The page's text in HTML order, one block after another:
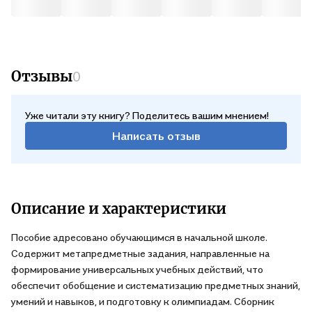
Отзывы0
Уже читали эту книгу? Поделитесь вашим мнением!
Написать отзыв
Описание и характеристики
Пособие адресовано обучающимся в начальной школе.
Содержит метапредметные задания, направленные на
формирование универсальных учебных действий, что
обеспечит обобщение и систематизацию предметных знаний,
умений и навыков, и подготовку к олимпиадам. Сборник